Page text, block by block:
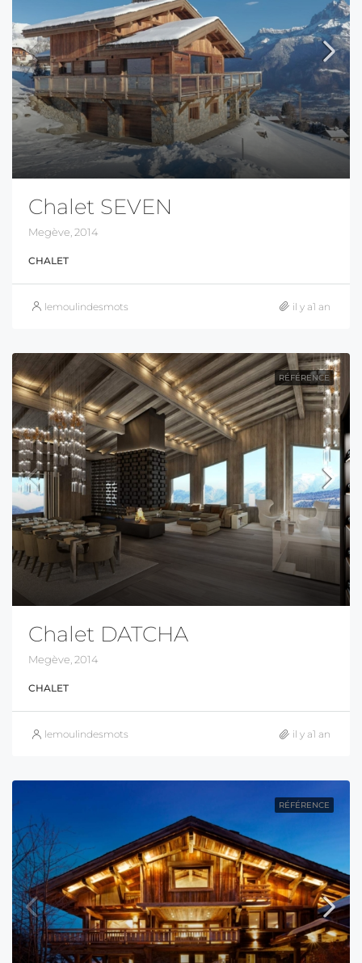
Chalet SEVEN
Megève, 2014
CHALET
lemoulindesmots il y a1 an
RÉFÉRENCE
Chalet DATCHA
Megève, 2014
CHALET
lemoulindesmots il y a1 an
RÉFÉRENCE